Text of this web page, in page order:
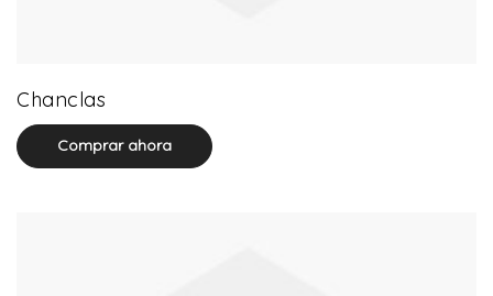
Chanclas
Comprar ahora